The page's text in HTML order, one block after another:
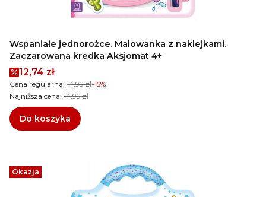
Wspaniałe jednorożce. Malowanka z naklejkami.
Zaczarowana kredka Aksjomat 4+
Cena promocyjna
12,74 zł
Cena regularna: 14,99 zł-15%
Najniższa cena: 14,99 zł
Do koszyka
Okazja